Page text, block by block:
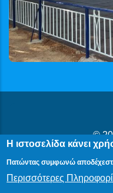
©
Δήλωση
Η ιστοσελίδα κάνει
Πατώντας συμφωνώ
Περισσότερες